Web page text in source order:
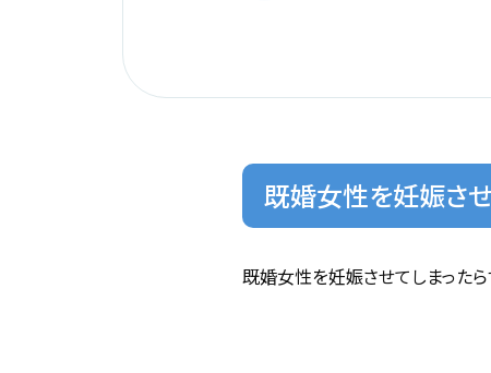
既婚女性を妊娠さ
既婚女性を妊娠させてしまったら